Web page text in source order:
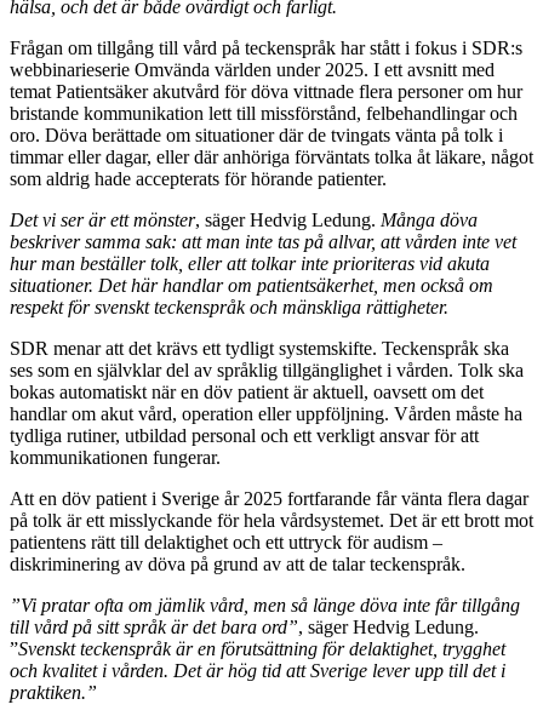
hälsa, och det är både ovärdigt och farligt.
Frågan om tillgång till vård på teckenspråk har stått i fokus i SDR:s
webbinarieserie Omvända världen under 2025. I ett avsnitt med
temat Patientsäker akutvård för döva vittnade flera personer om hur
bristande kommunikation lett till missförstånd, felbehandlingar och
oro. Döva berättade om situationer där de tvingats vänta på tolk i
timmar eller dagar, eller där anhöriga förväntats tolka åt läkare, något
som aldrig hade accepterats för hörande patienter.
Det vi ser är ett mönster, säger Hedvig Ledung. Många döva
beskriver samma sak: att man inte tas på allvar, att vården inte vet
hur man beställer tolk, eller att tolkar inte prioriteras vid akuta
situationer. Det här handlar om patientsäkerhet, men också om
respekt för svenskt teckenspråk och mänskliga rättigheter.
SDR menar att det krävs ett tydligt systemskifte. Teckenspråk ska
ses som en självklar del av språklig tillgänglighet i vården. Tolk ska
bokas automatiskt när en döv patient är aktuell, oavsett om det
handlar om akut vård, operation eller uppföljning. Vården måste ha
tydliga rutiner, utbildad personal och ett verkligt ansvar för att
kommunikationen fungerar.
Att en döv patient i Sverige år 2025 fortfarande får vänta flera dagar
på tolk är ett misslyckande för hela vårdsystemet. Det är ett brott mot
patientens rätt till delaktighet och ett uttryck för audism –
diskriminering av döva på grund av att de talar teckenspråk.
”Vi pratar ofta om jämlik vård, men så länge döva inte får tillgång
till vård på sitt språk är det bara ord”, säger Hedvig Ledung.
”Svenskt teckenspråk är en förutsättning för delaktighet, trygghet
och kvalitet i vården. Det är hög tid att Sverige lever upp till det i
praktiken.”